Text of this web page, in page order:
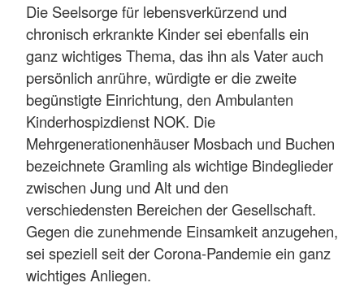
Die Seelsorge für lebensverkürzend und
chronisch erkrankte Kinder sei ebenfalls ein
ganz wichtiges Thema, das ihn als Vater auch
persönlich anrühre, würdigte er die zweite
begünstigte Einrichtung, den Ambulanten
Kinderhospizdienst NOK. Die
Mehrgenerationenhäuser Mosbach und Buchen
bezeichnete Gramling als wichtige Bindeglieder
zwischen Jung und Alt und den
verschiedensten Bereichen der Gesellschaft.
Gegen die zunehmende Einsamkeit anzugehen,
sei speziell seit der Corona-Pandemie ein ganz
wichtiges Anliegen.